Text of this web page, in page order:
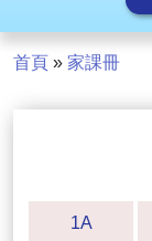
首頁 » 家課冊
1A